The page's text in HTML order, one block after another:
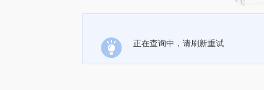
正在查询中，请刷新重试